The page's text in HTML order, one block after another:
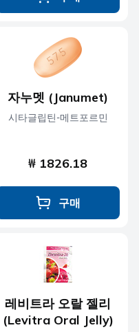
자누멧 (Janumet)
시타글립틴-메트포르민
₩ 1826.18
구매
레비트라 오랄 젤리
(Levitra Oral Jelly)